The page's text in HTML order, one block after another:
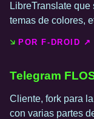
LibreTranslate
temas de colores,
POR F-DROID ↗️
Telegram
Cliente, fork para
con varias partes